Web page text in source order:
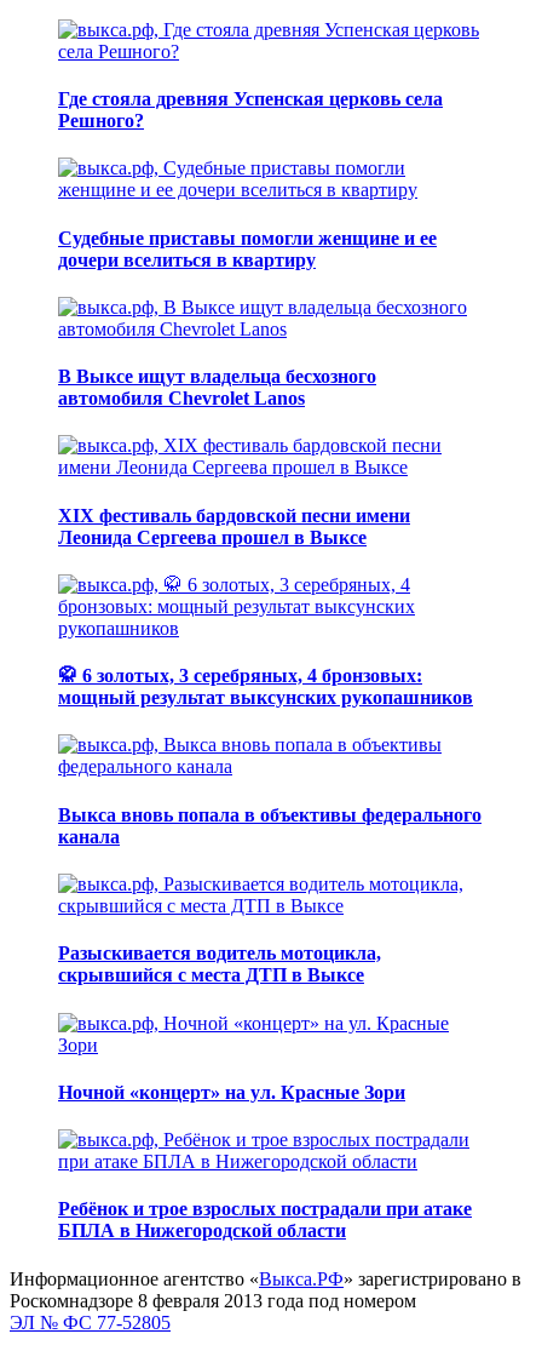
Где стояла древняя Успенская церковь села
Решного?
Судебные приставы помогли женщине и ее
дочери вселиться в квартиру
В Выксе ищут владельца бесхозного
автомобиля Chevrolet Lanos
XIX фестиваль бардовской песни имени
Леонида Сергеева прошел в Выксе
🥋 6 золотых, 3 серебряных, 4 бронзовых:
мощный результат выксунских рукопашников
Выкса вновь попала в объективы федерального
канала
Разыскивается водитель мотоцикла,
скрывшийся с места ДТП в Выксе
Ночной «концерт» на ул. Красные Зори
Ребёнок и трое взрослых пострадали при атаке
БПЛА в Нижегородской области
Информационное агентство «Выкса.РФ» зарегистрировано в
Роскомнадзоре 8 февраля 2013 года под номером
ЭЛ № ФС 77-52805